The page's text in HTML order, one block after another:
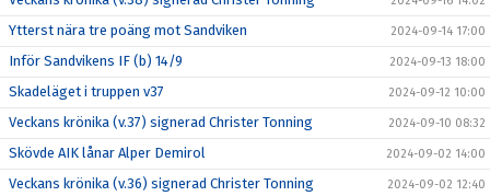
Ytterst nära tre poäng mot Sandviken 2024-09-14 17:00
Inför Sandvikens IF (b) 14/9 2024-09-13 18:00
Skadeläget i truppen v37 2024-09-12 10:00
Veckans krönika (v.37) signerad Christer Tonning 2024-09-10 08:32
Skövde AIK lånar Alper Demirol 2024-09-02 14:00
Veckans krönika (v.36) signerad Christer Tonning 2024-09-02 12:40